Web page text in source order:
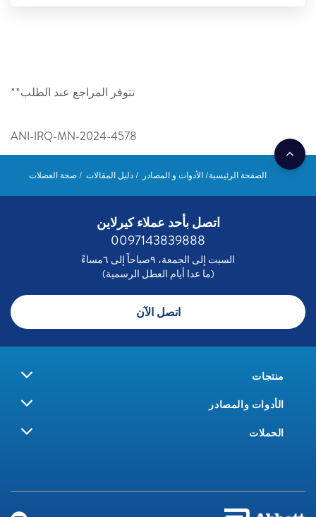
تتوفر المراجع عند الطلب**
ANI-IRQ-MN-2024-4578
الصفحة الرئيسية الأدوات و المصادر دليل المقالات صحة العضلات
اتصل بأحد عملاء كيرلاين
0097143839888
السبت إلى الجمعة، ٩صباحاً إلى ٦مساءً
(ما عدا أيام العطل الرسمية)
اتصل الآن
منتجات
الأدوات والمصادر
الحملات